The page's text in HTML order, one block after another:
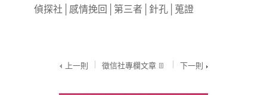
偵探社 感情挽回 第三者 針孔 蒐證
上一則 徵信社專欄文章 下一則